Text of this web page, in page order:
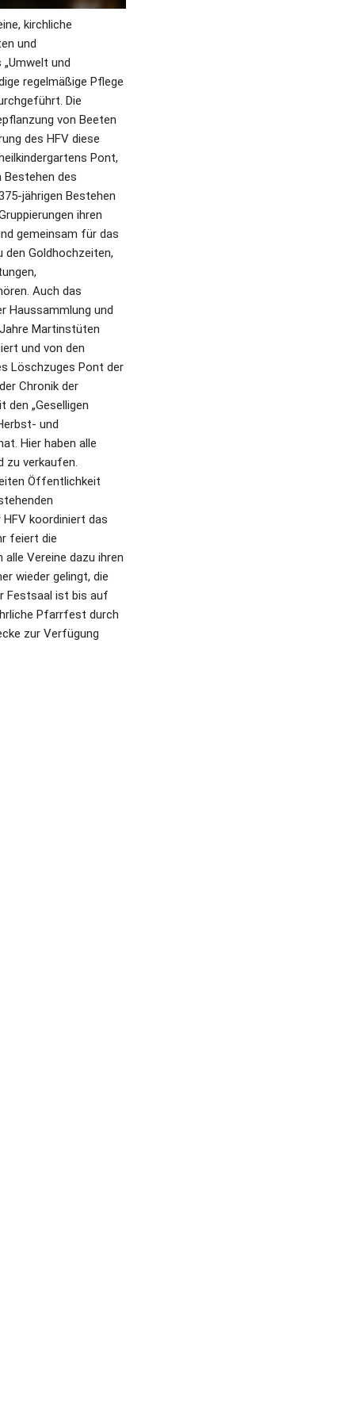
kirchliche
und
und
regelmäßige Pflege
Die
von Beeten
des HFV diese
Pont,
Bestehen des
jährigen Bestehen
ihren
gemeinsam für das
den Goldhochzeiten,
Auch das
Haussammlung und
Martinstüten
und von den
Löschzuges Pont der
Chronik der
„Geselligen
und
Hier haben alle
zu verkaufen.
Öffentlichkeit
koordiniert das
feiert die
Vereine dazu ihren
wieder gelingt, die
Festsaal ist bis auf
Pfarrfest durch
zur Verfügung